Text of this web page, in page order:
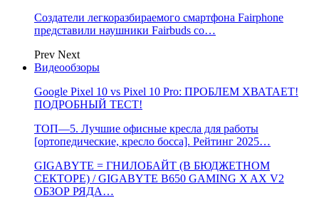
Создатели легкоразбираемого смартфона Fairphone
представили наушники Fairbuds со…
Prev Next
Видеообзоры
Google Pixel 10 vs Pixel 10 Pro: ПРОБЛЕМ ХВАТАЕТ!
ПОДРОБНЫЙ ТЕСТ!
ТОП—5. Лучшие офисные кресла для работы
[ортопедические, кресло босса]. Рейтинг 2025…
GIGABYTE = ГНИЛОБАЙТ (В БЮДЖЕТНОМ
СЕКТОРЕ) / GIGABYTE B650 GAMING X AX V2
ОБЗОР РЯДА…